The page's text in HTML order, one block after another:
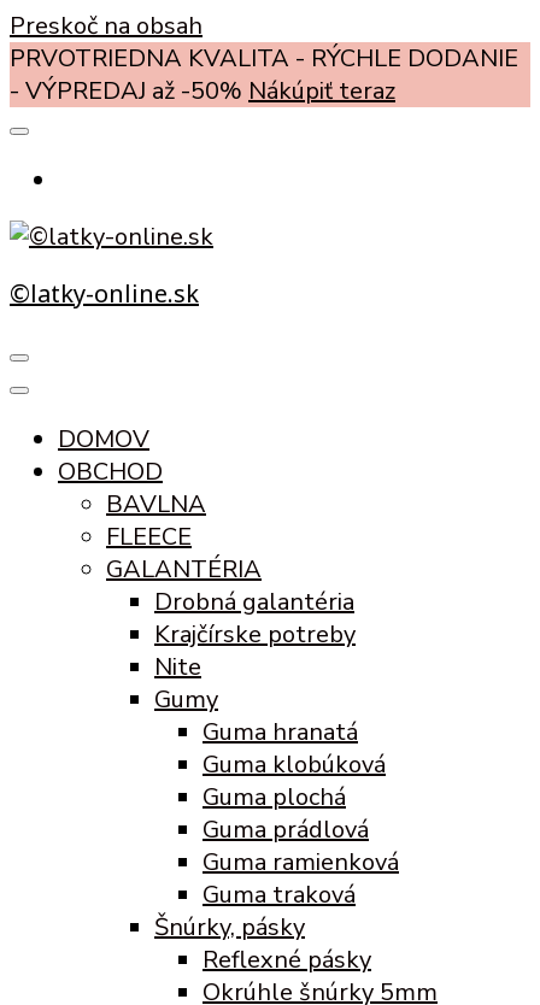
Preskoč na obsah
PRVOTRIEDNA KVALITA - RÝCHLE DODANIE
- VÝPREDAJ až -50% Nákúpiť teraz
©latky-online.sk
DOMOV
OBCHOD
BAVLNA
FLEECE
GALANTÉRIA
Drobná galantéria
Krajčírske potreby
Nite
Gumy
Guma hranatá
Guma klobúková
Guma plochá
Guma prádlová
Guma ramienková
Guma traková
Šnúrky, pásky
Reflexné pásky
Okrúhle šnúrky 5mm